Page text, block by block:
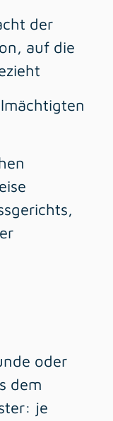
der
auf die
oder
dem
je